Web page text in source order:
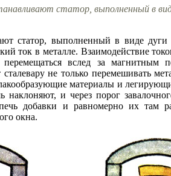
статор, выполненный в
статор, выполненный в виде
ток в металле. Взаимодействие
вслед за магнитным
не только перемешивать
материалы и
наклоняют, и через порог
добавки и равномерно их там
окна.